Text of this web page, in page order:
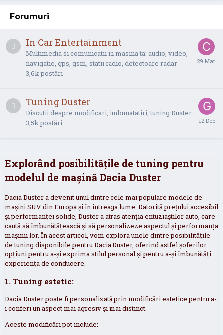
Forumuri
In Car Entertainment
Multimedia si comunicatii in masina ta: audio, video,
navigatie, gps, gsm, statii radio, detectoare radar
3,6k postări
Tuning Duster
Discutii despre modificari, imbunatatiri, tuning Duster
3,5k postări
Explorând posibilitățile de tuning pentru
modelul de mașină Dacia Duster
Dacia Duster a devenit unul dintre cele mai populare modele de
mașini SUV din Europa și în întreaga lume. Datorită prețului accesibil
și performanței solide, Duster a atras atenția entuziaștilor auto, care
caută să îmbunătățească și să personalizeze aspectul și performanța
mașinii lor. În acest articol, vom explora unele dintre posibilitățile
de tuning disponibile pentru Dacia Duster, oferind astfel șoferilor
opțiuni pentru a-și exprima stilul personal și pentru a-și îmbunătăți
experiența de conducere.
1. Tuning estetic:
Dacia Duster poate fi personalizată prin modificări estetice pentru a-
i conferi un aspect mai agresiv și mai distinct.
Aceste modificări pot include: